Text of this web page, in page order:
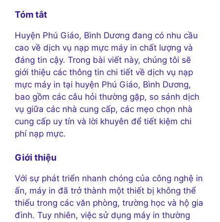
Tóm tắt
Huyện Phú Giáo, Bình Dương đang có nhu cầu
cao về dịch vụ nạp mực máy in chất lượng và
đáng tin cậy. Trong bài viết này, chúng tôi sẽ
giới thiệu các thông tin chi tiết về dịch vụ nạp
mực máy in tại huyện Phú Giáo, Bình Dương,
bao gồm các câu hỏi thường gặp, so sánh dịch
vụ giữa các nhà cung cấp, các mẹo chọn nhà
cung cấp uy tín và lời khuyên để tiết kiệm chi
phí nạp mực.
Giới thiệu
Với sự phát triển nhanh chóng của công nghệ in
ấn, máy in đã trở thành một thiết bị không thể
thiếu trong các văn phòng, trường học và hộ gia
đình. Tuy nhiên, việc sử dụng máy in thường